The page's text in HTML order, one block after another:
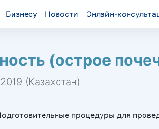
Бизнесу Новости Онлайн-
(острое
(Казахстан)
процедуры для